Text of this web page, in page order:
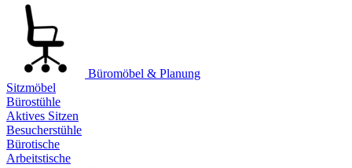
Büromöbel & Planung
Sitzmöbel
Bürostühle
Aktives Sitzen
Besucherstühle
Bürotische
Arbeitstische